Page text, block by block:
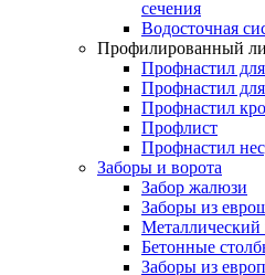
сечения
Водосточная
Профилированный
Профнастил
Профнастил для
Профнастил
Профлист
Профнастил
Заборы и ворота
Забор жалюзи
Заборы из
Металлический
Бетонные
Заборы из